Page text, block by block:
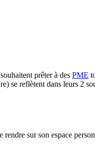
prêter à des PME
se reflètent dans leurs 2
sur son espace